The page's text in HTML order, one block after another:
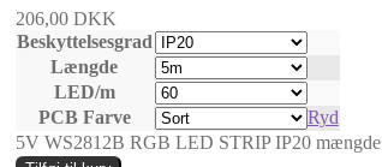
206,00 DKK
Beskyttelsesgrad
Længde
LED/m
PCB Farve
Ryd
5V WS2812B RGB LED STRIP IP20 mængde